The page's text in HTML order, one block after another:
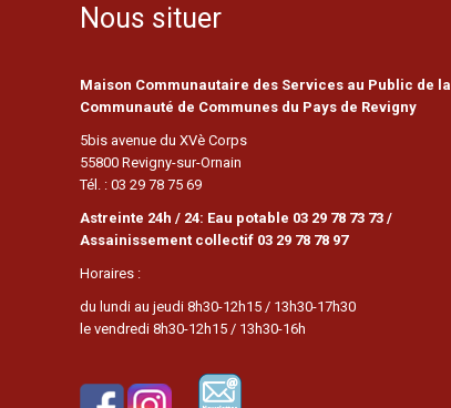
Nous situer
Maison Communautaire des Services au Public de la
Communauté de Communes du Pays de Revigny
5bis avenue du XVè Corps
55800 Revigny-sur-Ornain
Tél. : 03 29 78 75 69
Astreinte 24h / 24: Eau potable 03 29 78 73 73 /
Assainissement collectif 03 29 78 78 97
Horaires :
du lundi au jeudi 8h30-12h15 / 13h30-17h30
le vendredi 8h30-12h15 / 13h30-16h